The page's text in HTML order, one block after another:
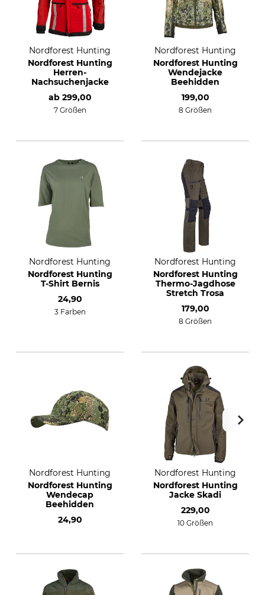
Nordforest Hunting
Nordforest Hunting
Herren-
Nachsuchenjacke
ab 299,00
7 Größen
Nordforest Hunting
Nordforest Hunting
Wendejacke
Beehidden
199,00
8 Größen
Nordforest Hunting
Nordforest Hunting
T-Shirt Bernis
24,90
3 Farben
Nordforest Hunting
Nordforest Hunting
Thermo-Jagdhose
Stretch Trosa
179,00
8 Größen
Nordforest Hunting
Nordforest Hunting
Wendecap
Beehidden
24,90
Nordforest Hunting
Nordforest Hunting
Jacke Skadi
229,00
10 Größen